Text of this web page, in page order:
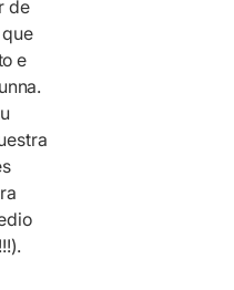
de
e